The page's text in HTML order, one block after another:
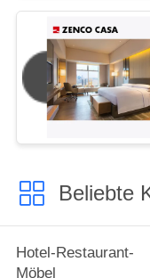
Beliebte
Hotel-Restaurant-
Möbel